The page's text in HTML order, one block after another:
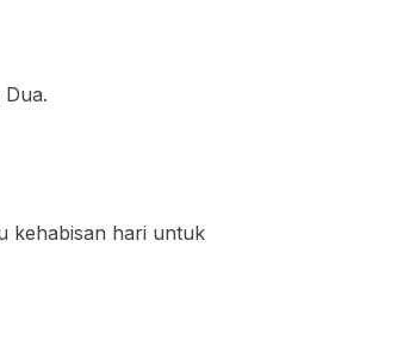
kehabisan hari untuk